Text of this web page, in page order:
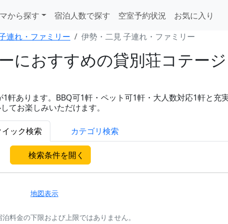
から探す 宿泊人数で探す 空室予約状況
お気に入り
連れ・ファミリー 伊勢・二見 子連れ・ファミリー
におすすめの貸別荘コテー
軒あります。BBQ可1軒・ペット可1軒・大人数対応1軒と充
てお楽しみいただけます。
イック検索 カテゴリ検索
検索条件を開く
地図表示
料金の下限および上限ではありません。